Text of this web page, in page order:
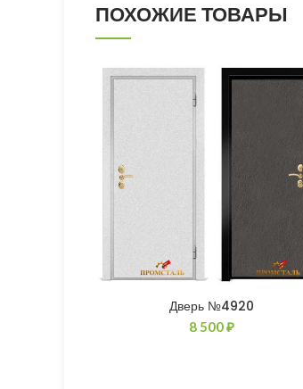
ПОХОЖИЕ ТОВАРЫ
Дверь №4920
8 500₽